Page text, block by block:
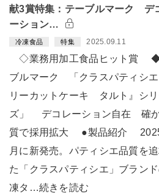
献3賞特集：テーブルマーク デ
ーション…
冷凍食品 特集 2025.09.11
◇業務用加工食品ヒット賞
ブルマーク 「クラスパティシエ
リーカットケーキ タルト』シ
ズ」 デコレーション自在 確
質で採用拡大 ●製品紹介
月に新発売。パティシエ品質を
た「クラスパティシエ」ブラン
凍タ…続きを読む